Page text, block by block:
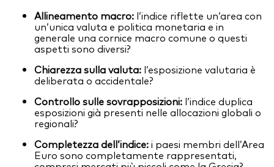
Allineamento macro: l’indice riflette un’area con
un’unica valuta e politica monetaria e in
generale una cornice macro comune o questi
aspetti sono diversi?
Chiarezza sulla valuta: l’esposizione valutaria è
deliberata o accidentale?
Controllo sulle sovrapposizioni: l’indice duplica
esposizioni già presenti nelle allocazioni globali o
regionali?
Completezza dell’indice:i paesi membri dell’Area
Euro sono completamente rappresentati,